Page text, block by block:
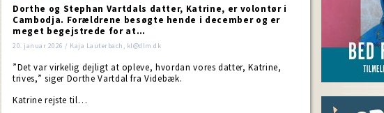
Dorthe og Stephan Vartdals datter, Katrine, er volontør i
Cambodja. Forældrene besøgte hende i december og er
meget begejstrede for at…
20. januar 2026 / Kaja Lauterbach, kl@dlm.dk
”Det var virkelig dejligt at opleve, hvordan vores datter, Katrine,
trives,” siger Dorthe Vartdal fra Videbæk.
Katrine rejste til…